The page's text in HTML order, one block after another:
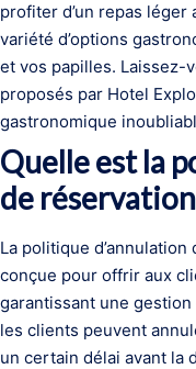
profiter d’un repas léger
variété d’options
et vos papilles. Laissez-
proposés par Hotel
gastronomique
Quelle est la
de
La politique
conçue pour offrir aux
garantissant une
les clients peuvent
un certain délai avant la